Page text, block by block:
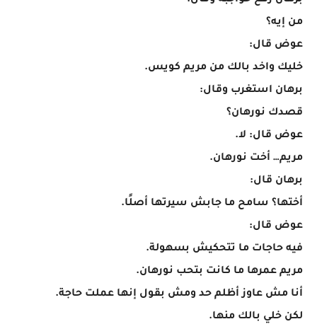
من إيه؟
عوض قال:
خليك واخد بالك من مريم كويس.
برهان استغرب وقال:
قصدك نورهان؟
عوض قال: لا.
مريم… أخت نورهان.
برهان قال:
أختها؟ سامح ما جابش سيرتها أصلًا.
عوض قال:
فيه حاجات ما تتحكيش بسهولة.
مريم عمرها ما كانت بتحب نورهان.
أنا مش عاوز أظلم حد ومش بقول إنها عملت حاجة.
لكن خلي بالك منها.